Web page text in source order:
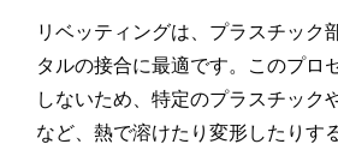
リベッティングは、プラスチック
タルの接合に最適です。このプロ
しないため、特定のプラスチック
など、熱で溶けたり変形したりす